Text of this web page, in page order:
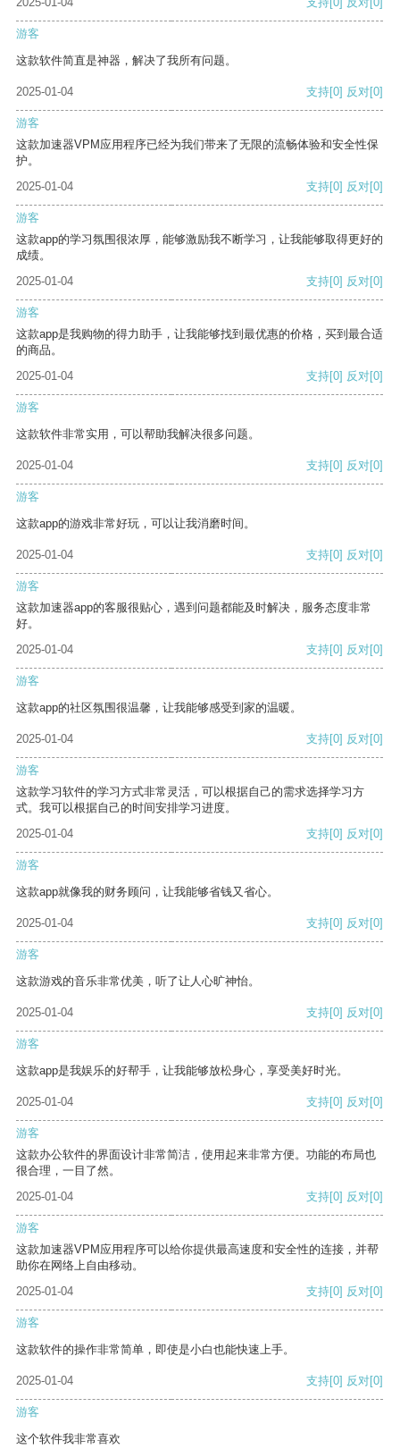
游客
这款软件简直是神器，解决了我所有问题。
2025-01-04 支持[0] 反对[0]
游客
这款加速器VPM应用程序已经为我们带来了无限的流畅体验和安全性保
护。
2025-01-04
支持[0] 反对[0]
游客
这款app的学习氛围很浓厚，能够激励我不断学习，让我能够取得更好的
成绩。
2025-01-04
支持[0] 反对[0]
游客
这款app是我购物的得力助手，让我能够找到最优惠的价格，买到最合适
的商品。
2025-01-04
支持[0] 反对[0]
游客
这款软件非常实用，可以帮助我解决很多问题。
2025-01-04 支持[0] 反对[0]
游客
这款app的游戏非常好玩，可以让我消磨时间。
2025-01-04 支持[0] 反对[0]
游客
这款加速器app的客服很贴心，遇到问题都能及时解决，服务态度非常
好。
2025-01-04
支持[0] 反对[0]
游客
这款app的社区氛围很温馨，让我能够感受到家的温暖。
2025-01-04 支持[0] 反对[0]
游客
这款学习软件的学习方式非常灵活，可以根据自己的需求选择学习方
式。我可以根据自己的时间安排学习进度。
2025-01-04
支持[0] 反对[0]
游客
这款app就像我的财务顾问，让我能够省钱又省心。
2025-01-04 支持[0] 反对[0]
游客
这款游戏的音乐非常优美，听了让人心旷神怡。
2025-01-04 支持[0] 反对[0]
游客
这款app是我娱乐的好帮手，让我能够放松身心，享受美好时光。
2025-01-04 支持[0] 反对[0]
游客
这款办公软件的界面设计非常简洁，使用起来非常方便。功能的布局也
很合理，一目了然。
2025-01-04
支持[0] 反对[0]
游客
这款加速器VPM应用程序可以给你提供最高速度和安全性的连接，并帮
助你在网络上自由移动。
2025-01-04
支持[0] 反对[0]
游客
这款软件的操作非常简单，即使是小白也能快速上手。
2025-01-04 支持[0] 反对[0]
游客
这个软件我非常喜欢